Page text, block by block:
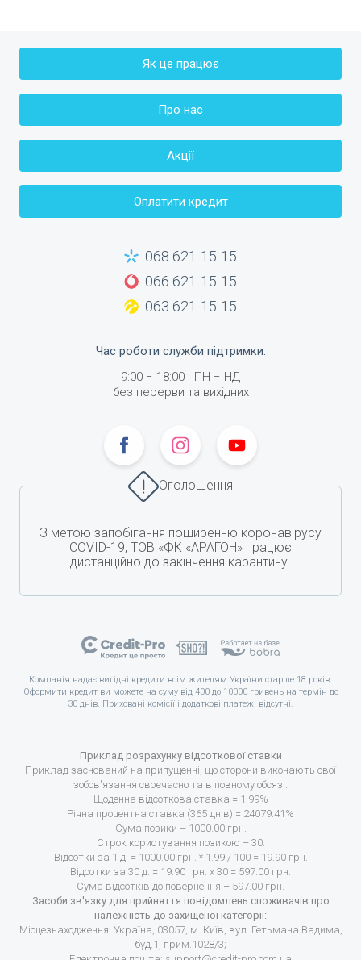
Як це працює
Про нас
Акції
Оплатити кредит
068 621-15-15
066 621-15-15
063 621-15-15
Час роботи служби підтримки:
9:00 − 18:00 ПН − НД
без перерви та вихідних
Оголошення
З метою запобігання поширенню коронавірусу
COVID-19, ТОВ «ФК «АРАГОН» працює
дистанційно до закінчення карантину.
Компанія надає вигідні кредити всім жителям України старше 18 років.
Оформити кредит ви можете на суму від 400 до 10000 гривень на термін до
30 днів. Приховані комісії і додаткові платежі відсутні.
Приклад розрахунку відсоткової ставки
Приклад заснований на припущенні, що сторони виконають свої
зобов'язання своєчасно та в повному обсязі.
Щоденна відсоткова ставка = 1.99%
Річна процентна ставка (365 днів) = 24079.41%
Сума позики – 1000.00 грн.
Строк користування позикою – 30.
Відсотки за 1 д. = 1000.00 грн. * 1.99 / 100 = 19.90 грн.
Відсотки за 30 д. = 19.90 грн. х 30 = 597.00 грн.
Сума відсотків до повернення – 597.00 грн.
Засоби зв'язку для прийняття повідомлень споживачів про
належність до захищеної категорії:
Місцезнаходження: Україна, 03057, м. Київ, вул. Гетьмана Вадима,
буд.1, прим.1028/3;